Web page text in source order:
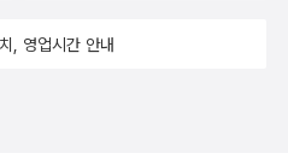
는 강매당하는 것이 결혼이든 연
는 커녕 걷기도 제대로 못하고
다... 생각했는데, 방관자도 동조
, 영업시간 안내